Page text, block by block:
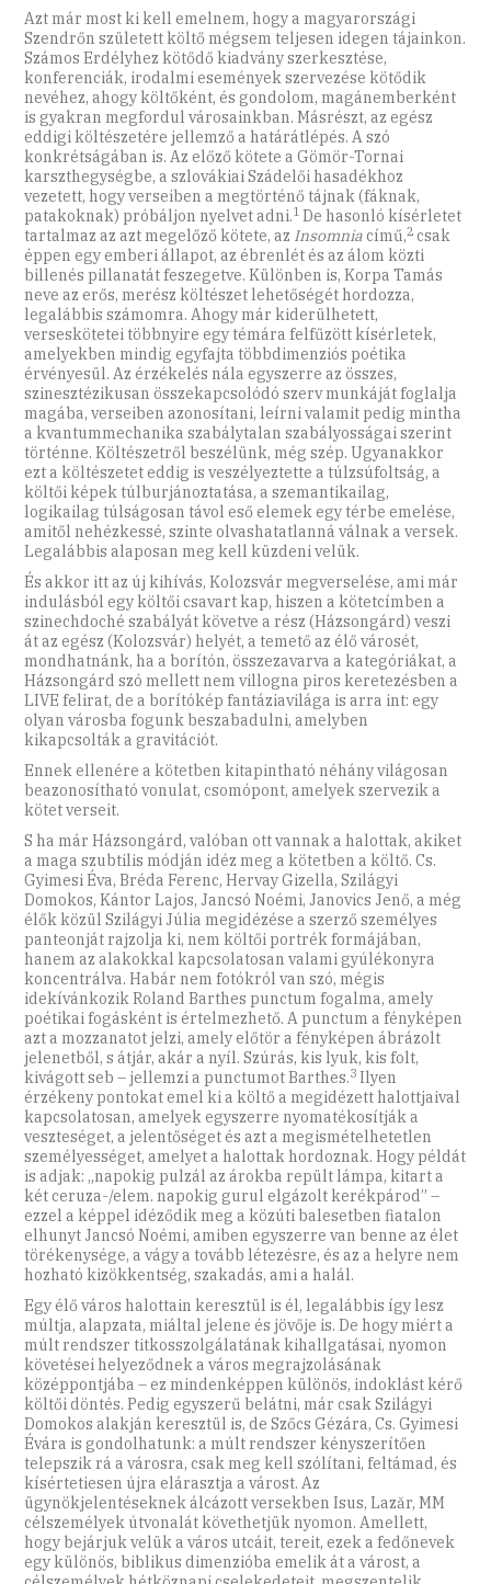
Azt már most ki kell emelnem, hogy a magyarországi
Szendrőn született költő mégsem teljesen idegen tájainkon.
Számos Erdélyhez kötődő kiadvány szerkesztése,
konferenciák, irodalmi események szervezése kötődik
nevéhez, ahogy költőként, és gondolom, magánemberként
is gyakran megfordul városainkban. Másrészt, az egész
eddigi költészetére jellemző a határátlépés. A szó
konkrétságában is. Az előző kötete a Gömör-Tornai
karszthegységbe, a szlovákiai Szádelői hasadékhoz
vezetett, hogy verseiben a megtörténő tájnak (fáknak,
patakoknak) próbáljon nyelvet adni.1 De hasonló kísérletet
tartalmaz az azt megelőző kötete, az Insomniacímű,2 csak
éppen egy emberi állapot, az ébrenlét és az álom közti
billenés pillanatát feszegetve. Különben is, Korpa Tamás
neve az erős, merész költészet lehetőségét hordozza,
legalábbis számomra. Ahogy már kiderülhetett,
verseskötetei többnyire egy témára felfűzött kísérletek,
amelyekben mindig egyfajta többdimenziós poétika
érvényesül. Az érzékelés nála egyszerre az összes,
szinesztézikusan összekapcsolódó szerv munkáját foglalja
magába, verseiben azonosítani, leírni valamit pedig mintha
a kvantummechanika szabálytalan szabályosságai szerint
történne. Költészetről beszélünk, még szép. Ugyanakkor
ezt a költészetet eddig is veszélyeztette a túlzsúfoltság, a
költői képek túlburjánoztatása, a sze­mantikailag,
logikailag túlságosan távol eső elemek egy térbe emelése,
amitől nehézkessé, szinte olvashatatlanná válnak a versek.
Legalábbis alaposan meg kell küzdeni velük.
És akkor itt az új kihívás, Kolozsvár megverselése, ami már
indulásból egy költői csavart kap, hiszen a kötetcímben a
szinechdoché szabályát követve a rész (Házsongárd) veszi
át az egész (Kolozsvár) helyét, a temető az élő városét,
mondhatnánk, ha a borítón, összezavarva a kategóriákat, a
Házsongárd szó mellett nem villogna piros keretezésben a
LIVE felirat, de a borítókép fantáziavilága is arra int: egy
olyan városba fogunk beszabadulni, amelyben
kikapcsolták a gravitációt.
Ennek ellenére a kötetben kitapintható néhány világosan
beazonosítható vonulat, csomópont, amelyek szervezik a
kötet verseit.
S ha már Házsongárd, valóban ott vannak a halottak, akiket
a maga szubtilis módján idéz meg a kötetben a költő. Cs.
Gyimesi Éva, Bréda Ferenc, Hervay Gizella, Szilágyi
Domokos, Kántor Lajos, Jancsó Noémi, Janovics Jenő, a még
élők közül Szilágyi Júlia megidézése a szerző személyes
panteonját rajzolja ki, nem költői portrék formájában,
hanem az alakokkal kapcsolatosan valami gyúlékonyra
koncentrálva. Habár nem fotókról van szó, mégis
idekívánkozik Roland Barthes punctum fogalma, amely
poétikai fogásként is értelmezhető. A punctum a fényképen
azt a mozzanatot jelzi, amely előtör a fényképen ábrázolt
jelenetből, s átjár­, akár a nyíl. Szúrás, kis lyuk, kis folt,
kivágott seb – jellemzi a punctumot ­Barthes.3 Ilyen
érzékeny pontokat emel ki a költő a megidézett halottjaival
kapcsolatosan, amelyek egyszerre nyomatékosítják a
veszteséget, a jelentőséget és azt a megismételhetetlen
személyességet, amelyet a halottak hordoznak. Hogy példát
is adjak: „napokig pulzál az árokba repült lámpa, kitart a
két ceruza-/elem. napokig gurul elgázolt kerékpárod” –
ezzel a képpel idéződik meg a közúti balesetben fiatalon
elhunyt Jancsó Noémi, amiben egyszerre van benne az élet
törékenysége, a vágy a tovább létezésre, és az a helyre nem
hozható kizökkentség, szakadás, ami a halál.
Egy élő város halottain keresztül is él, legalábbis így lesz
múltja, alapzata, miáltal jelene és jövője is. De hogy miért a
múlt rendszer titkosszolgálatának kihallgatásai, nyomon
követései helyeződnek a város megrajzolásának
középpontjába – ez mindenképpen különös, indoklást kérő
költői döntés. Pedig egyszerű belátni, már csak Szilágyi
Domokos alakján keresztül is, de Szőcs Gézára, Cs. Gyimesi
Évára is gondolhatunk: a múlt rendszer kényszerítően
telepszik rá a városra, csak meg kell szólítani, feltámad, és
kísértetiesen újra elárasztja a várost. Az
ügynökjelentéseknek álcázott versekben Isus, Lazăr, MM
célszemélyek útvonalát követhetjük nyomon. Amellett,
hogy bejárjuk velük a város utcáit, tereit, ezek a fedőnevek
egy különös, biblikus dimenzióba emelik át a várost, a